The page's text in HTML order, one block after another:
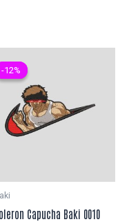
-12%
-12%
Capucha Baki 0010